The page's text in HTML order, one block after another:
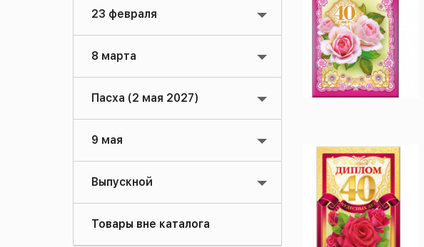
23 февраля
8 марта
Пасха (2 мая 2027)
9 мая
Выпускной
Товары вне каталога